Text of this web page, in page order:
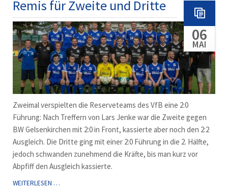
Remis für Zweite und Dritte
06
MAI
Zweimal verspielten die Reserveteams des VfB eine 2:0
Führung: Nach Treffern von Lars Jenke war die Zweite gegen
BW Gelsenkirchen mit 2:0 in Front, kassierte aber noch den 2:2
Ausgleich. Die Dritte ging mit einer 2:0 Führung in die 2. Hälfte,
jedoch schwanden zunehmend die Kräfte, bis man kurz vor
Abpfiff den Ausgleich kassierte.
WEITERLESEN …REMIS